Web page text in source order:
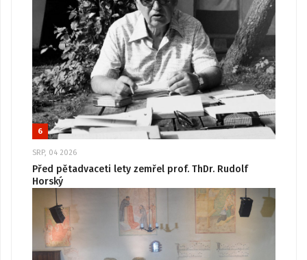
6
SRP, 04 2026
Před pětadvaceti lety zemřel prof. ThDr. Rudolf
Horský